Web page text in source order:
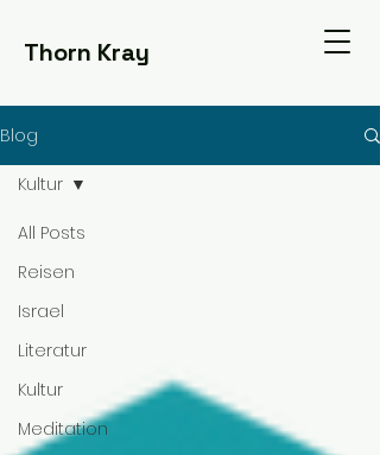
Thorn Kray
Blog
All Posts
Reisen
Israel
Literatur
Kultur
Meditation
Kultur